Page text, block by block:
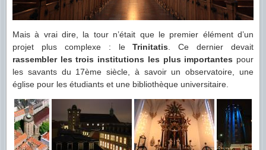
Mais à vrai dire, la tour n’était que le premier élément d’un
projet plus complexe : leTrinitatis . Ce dernier devait
rassembler les trois institutions les plus importantes pour
les savants du 17ème siècle, à savoir un observatoire, une
église pour les étudiants et une bibliothèque universitaire.